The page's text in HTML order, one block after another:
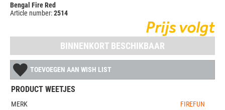
Bengal Fire Red
Article number:2514
Prijs volgt
BINNENKORT BESCHIKBAAR
TOEVOEGEN AAN WISH LIST
PRODUCT WEETJES
MERK
FIREFUN